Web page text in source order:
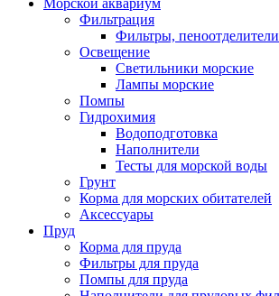
Фильтрация
Фильтры, пеноотделители
Освещение
Светильники морские
Лампы морские
Помпы
Гидрохимия
Водоподготовка
Наполнители
Тесты для морской воды
Грунт
Корма для морских обитателей
Аксессуары
Пруд
Корма для пруда
Фильтры для пруда
Помпы для пруда